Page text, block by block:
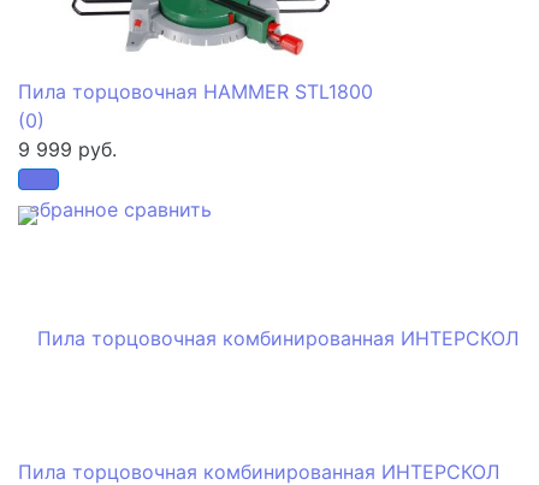
избранное сравнить
Пила торцовочная HAMMER STL1800
(0)
9 999 руб.
Пила торцовочная комбинированная ИНТЕРСКОЛ